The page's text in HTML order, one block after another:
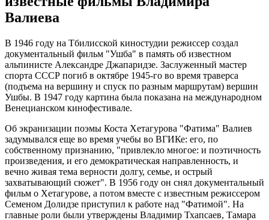
Валиева
В 1946 году на Тбилисской киностудии режиссер создал
документальный фильм "Ушба" в память об известном
альпинисте Александре Джапаридзе. Заслуженный мастер
спорта СССР погиб в октябре 1945-го во время траверса
(подъема на вершину и спуск по разным маршрутам) вершин
Ушбы. В 1947 году картина была показана на международном
Венецианском кинофестивале.
Об экранизации поэмы Коста Хетагурова "Фатима" Валиев
задумывался еще во время учебы во ВГИКе: его, по
собственному признанию, "привлекло многое: и поэтичность
произведения, и его демократическая направленность, и
вечно живая тема верности долгу, семье, и острый
захватывающий сюжет". В 1956 году он снял документальный
фильм о Хетагурове, а потом вместе с известным режиссером
Семеном Долидзе приступил к работе над "Фатимой". На
главные роли были утверждены Владимир Тхапсаев, Тамара